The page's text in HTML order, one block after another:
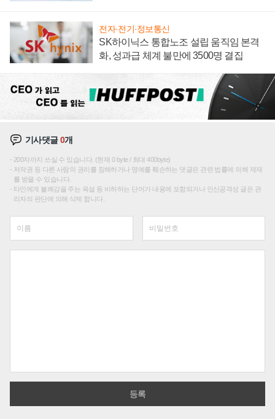
전자·전기·정보통신
SK하이닉스 통합노조 설립 움직임 본격
화, 성과급 체계 불만에 3500명 결집
기사댓글0개
200자까지 쓰실 수 있습니다. (현재 0 byte / 최대 400byte)
저작권 등 다른 사람의 권리를 침해하거나 명예를 훼손하는 댓글은 관련 법률에 의해 제재
를 받을 수 있습니다.
타인에게 불쾌감을 주는 욕설 등 비하하는 단어가 내용에 포함되거나 인신공격성 글은 관
리자의 판단에 의해 삭제 합니다.